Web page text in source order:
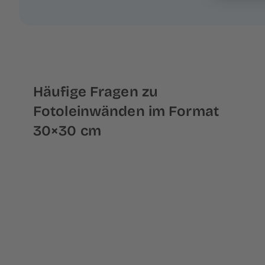
Häufige Fragen zu
Fotoleinwänden im Format
30×30 cm